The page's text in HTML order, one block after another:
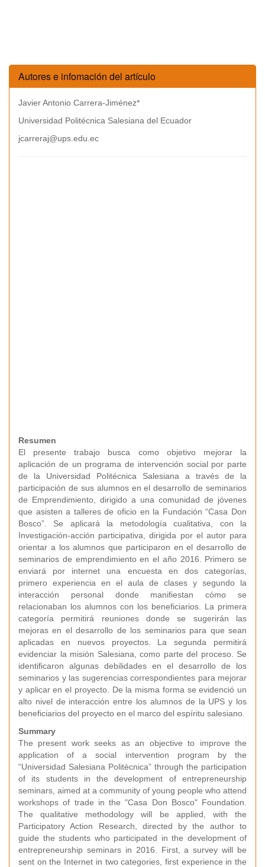
Autores e infomación del artículo
Javier Antonio Carrera-Jiménez*
Universidad Politécnica Salesiana del Ecuador
jcarreraj@ups.edu.ec
Resumen
El presente trabajo busca como objetivo mejorar la
aplicación de un programa de intervención social por parte
de la Universidad Politécnica Salesiana a través de la
participación de sus alumnos en el desarrollo de seminarios
de Emprendimiento, dirigido a una comunidad de jóvenes
que asisten a talleres de oficio en la Fundación “Casa Don
Bosco”. Se aplicará la metodología cualitativa, con la
Investigación-acción participativa, dirigida por el autor para
orientar a los alumnos que participaron en el desarrollo de
seminarios de emprendimiento en el año 2016. Primero se
enviará por internet una encuesta en dos categorías,
primero experiencia en el aula de clases y segundo la
interacción personal donde manifiestan cómo se
relacionaban los alumnos con los beneficiarios. La primera
categoría permitirá reuniones donde se sugerirán las
mejoras en el desarrollo de los seminarios para que sean
aplicadas en nuevos proyectos. La segunda permitirá
evidenciar la misión Salesiana, como parte del proceso. Se
identificaron algunas debilidades en el desarrollo de los
seminarios y las sugerencias correspondientes para mejorar
y aplicar en el proyecto. De la misma forma se evidenció un
alto nivel de interacción entre los alumnos de la UPS y los
beneficiarios del proyecto en el marco del espíritu salesiano.
Summary
The present work seeks as an objective to improve the
application of a social intervention program by the
“Universidad Salesiana Politècnica” through the participation
of its students in the development of entrepreneurship
seminars, aimed at a community of young people who attend
workshops of trade in the "Casa Don Bosco" Foundation.
The qualitative methodology will be applied, with the
Participatory Action Research, directed by the author to
guide the students who participated in the development of
entrepreneurship seminars in 2016. First, a survey will be
sent on the Internet in two categories, first experience in the